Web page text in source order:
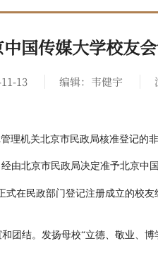
国传媒大学校友
13 编辑：韦健宇
理机关北京市民政局核准登记的
经由北京市民政局决定准予北京中
式在民政部门登记注册成立的校友
团结。发扬母校“立德、敬业、博